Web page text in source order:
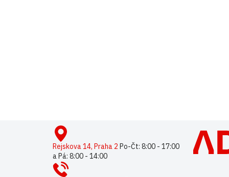
Rejskova 14, Praha 2 Po-Čt: 8:00 - 17:00
a Pá: 8:00 - 14:00